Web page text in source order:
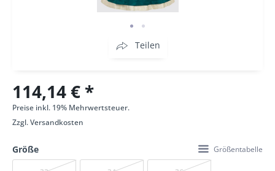
Teilen
114,14 € *
Preise inkl. 19% Mehrwertsteuer.
Zzgl.Versandkosten
Größe Größentabelle